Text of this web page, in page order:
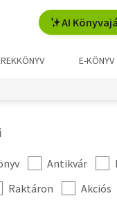
AI
E-KÖNYV
Antikvár
Raktáron Akciós